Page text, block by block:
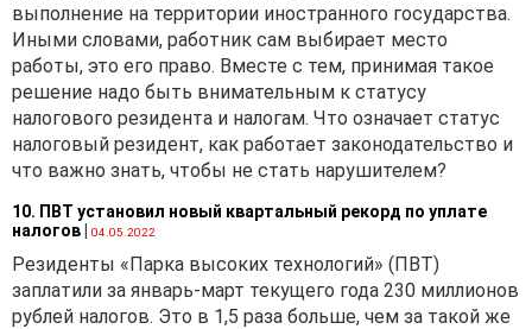
выполнение на территории иностранного государства.
Иными словами, работник сам выбирает место
работы, это его право. Вместе с тем, принимая такое
решение надо быть внимательным к статусу
налогового резидента и налогам. Что означает статус
налоговый резидент, как работает законодательство и
что важно знать, чтобы не стать нарушителем?
10. ПВТ установил новый квартальный рекорд по уплате
налогов
04.05.2022
Резиденты «Парка высоких технологий» (ПВТ)
заплатили за январь-март текущего года 230 миллионов
рублей налогов. Это в 1,5 раза больше, чем за такой же